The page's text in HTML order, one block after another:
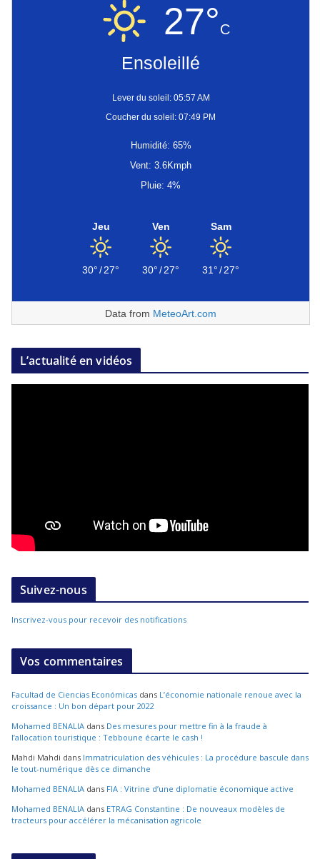
27°C
Ensoleillé
Lever du soleil: 05:57 AM
Coucher du soleil: 07:49 PM
Humidité: 65%
Vent: 3.6Kmph
Pluie: 4%
Jeu
30°/27°
Ven
30°/27°
Sam
31°/27°
Data from MeteoArt.com
L’actualité en vidéos
Suivez-nous
Inscrivez-vous pour recevoir des notifications
Vos commentaires
Facultad de Ciencias Económicas dans L’économie nationale renoue avec la
croissance : Un bon départ pour 2022
Mohamed BENALIA dans Des mesures pour mettre fin à la fraude à
l’allocation touristique : Tebboune écarte le cash !
Mahdi Mahdi dans Immatriculation des véhicules : La procédure bascule dans
le tout-numérique dès ce dimanche
Mohamed BENALIA dans FIA : Vitrine d’une diplomatie économique active
Mohamed BENALIA dans ETRAG Constantine : De nouveaux modèles de
tracteurs pour accélérer la mécanisation agricole